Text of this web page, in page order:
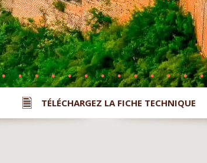
TÉLÉCHARGEZ LA FICHE TECHNIQUE